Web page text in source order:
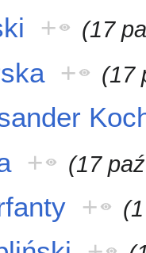
+ (17
+ (17
+ (17
+